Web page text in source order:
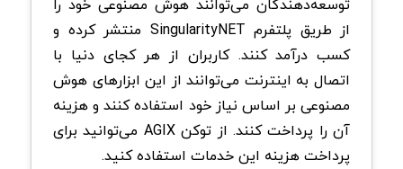
از طریق پلتفرم SingularityNET منتشر کرده و
کسب درآمد کنند. کاربران از هر کجای دنیا با
اتصال به اینترنت می‌توانند از این ابزارهای هوش
مصنوعی بر اساس نیاز خود استفاده کنند و هزینه
آن را پرداخت کنند. از توکن AGIX می‌توانید برای
پرداخت هزینه این خدمات استفاده کنید.